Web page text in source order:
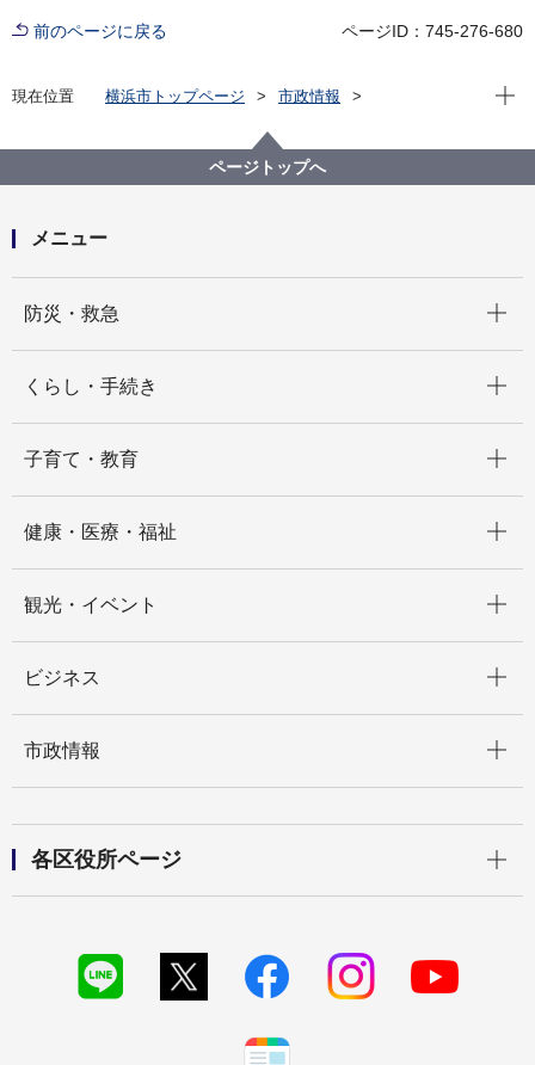
前のページに戻る ページID：745-276-680
現在位置 横浜市トップページ
市政情報
脱炭素・GREEN×EXPO推進局
記者発表 2025年度
横浜市、リケンNPR、東京都市大学、日清オイリオが
現在
ページトップへ
メニュー
防災・救急
くらし・手続き
子育て・教育
健康・医療・福祉
観光・イベント
ビジネス
市政情報
各区役所ページ